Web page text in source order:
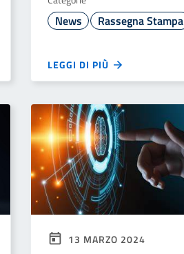
News Rassegna Stampa
LEGGI DI PIÙ
13 MARZO 2024